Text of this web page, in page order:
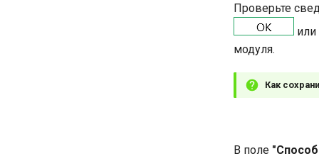
Проверьте
или
модуля.
Как
В поле